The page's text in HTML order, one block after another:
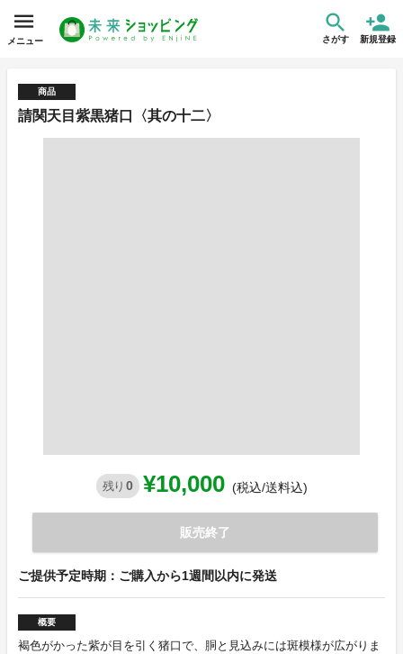
メニュー さがす 新規登録
商品
請関天目紫黒猪口〈其の十二〉
残り 0 ¥10,000 (税込/送料込)
販売終了
ご提供予定時期：ご購入から1週間以内に発送
概要
褐色がかった紫が目を引く猪口で、胴と見込みには斑模様が広がりま